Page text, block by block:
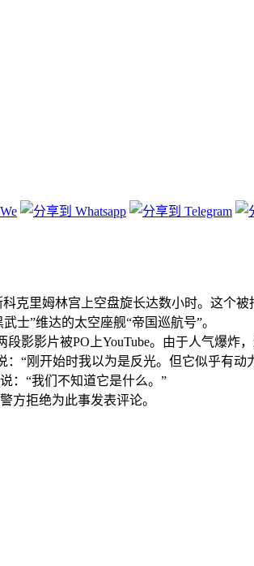
克里姆林宫上空盘旋长达数小时。这个被
”维达的太空座舰“帝国巡航号”。
影片被PO上YouTube。由于人气爆炸
“刚开始时我以为是反光。但它似乎有动
：“我们不知道它是什么。”
拒绝为此事发表评论。